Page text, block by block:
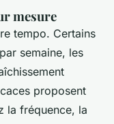
mesure
tempo. Certains
semaine, les
proposent
la fréquence, la